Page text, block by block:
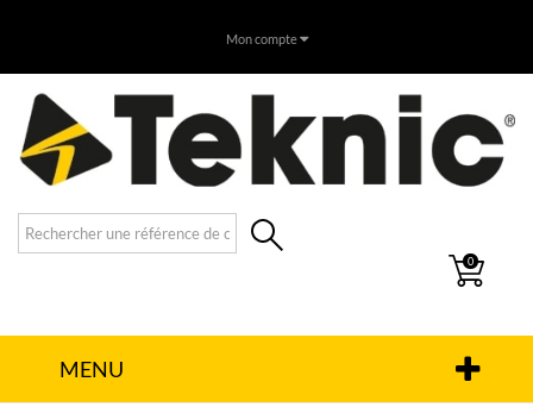
Mon compte
0
MENU